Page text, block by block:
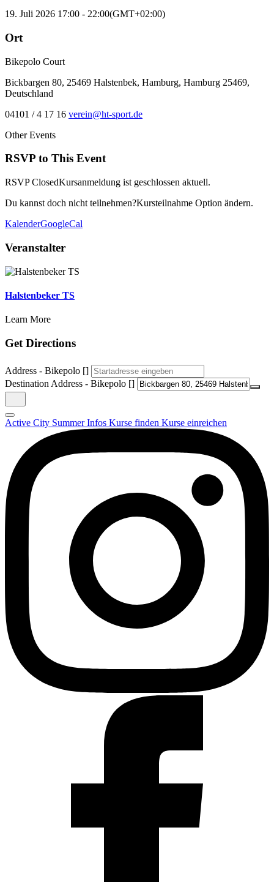
19. Juli 2026 17:00 - 22:00(GMT+02:00)
Ort
Bikepolo Court
Bickbargen 80, 25469 Halstenbek, Hamburg, Hamburg 25469,
Deutschland
04101 / 4 17 16 verein@ht-sport.de
Other Events
RSVP to This Event
RSVP ClosedKursanmeldung ist geschlossen aktuell.
Du kannst doch nicht teilnehmen?Kursteilnahme Option ändern.
KalenderGoogleCal
Veranstalter
Halstenbeker TS
Learn More
Get Directions
Address - Bikepolo []
Destination Address - Bikepolo []
Active City SummerInfos Kurse finden Kurse einreichen